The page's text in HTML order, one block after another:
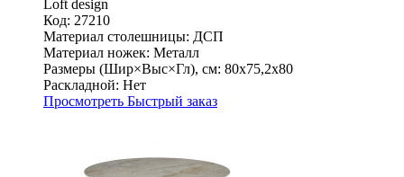
Loft design
Код: 27210
Материал столешницы: ДСП
Материал ножек: Металл
Размеры (Шир×Выс×Гл), см: 80х75,2х80
Раскладной: Нет
Просмотреть Быстрый заказ